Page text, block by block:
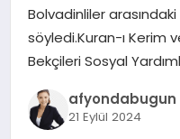
SAĞLIK
SIYASET
Bolvadinliler
söyledi.Kuran-ı Kerim
Bekçileri Sosyal
afyondabugun
21 Eylül 2024